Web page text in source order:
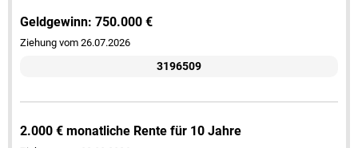
Geldgewinn: 750.000 €
Ziehung vom 26.07.2026
3196509
2.000 € monatliche Rente für 10 Jahre